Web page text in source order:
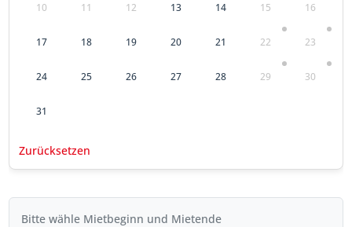
10 11 12 13 14 15 16
17 18 19 20 21 22 23
24 25 26 27 28 29 30
31
Zurücksetzen
Bitte wähle Mietbeginn und Mietende